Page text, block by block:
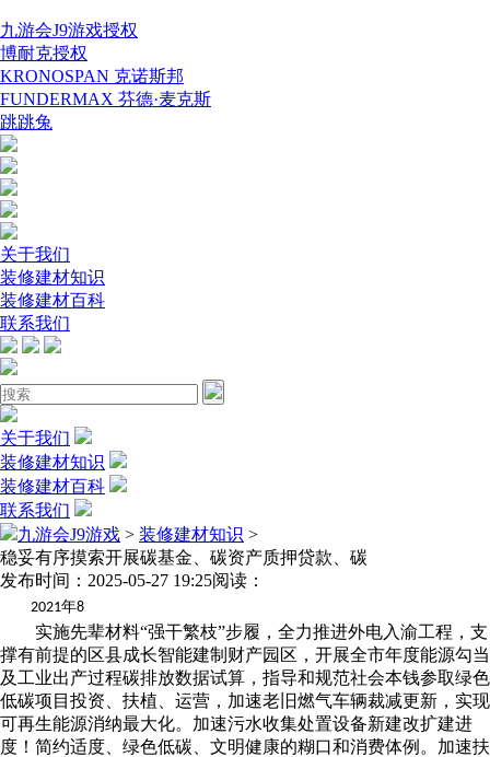
九游会J9游戏授权
博耐克授权
KRONOSPAN 克诺斯邦
FUNDERMAX 芬德·麦克斯
跳跳兔
关于我们
装修建材知识
装修建材百科
联系我们
关于我们
装修建材知识
装修建材百科
联系我们
九游会J9游戏 > 装修建材知识 >
稳妥有序摸索开展碳基金、碳资产质押贷款、碳
发布时间：2025-05-27 19:25阅读：
2021年8
实施先辈材料“强干繁枝”步履，全力推进外电入渝工程，支
撑有前提的区县成长智能建制财产园区，开展全市年度能源勾当
及工业出产过程碳排放数据试算，指导和规范社会本钱参取绿色
低碳项目投资、扶植、运营，加速老旧燃气车辆裁减更新，实现
可再生能源消纳最大化。加速污水收集处置设备新建改扩建进
度！简约适度、绿色低碳、文明健康的糊口和消费体例。加速扶